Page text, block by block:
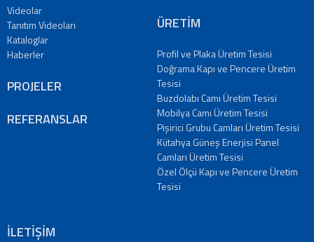
Videolar
Tanıtım Videoları
Kataloglar
Haberler
PROJELER
REFERANSLAR
ÜRETİM
Profil ve Plaka Üretim Tesisi
Doğrama Kapı ve Pencere Üretim
Tesisi
Buzdolabı Camı Üretim Tesisi
Mobilya Camı Üretim Tesisi
Pişirici Grubu Camları Üretim Tesisi
Kütahya Güneş Enerjisi Panel
Camları Üretim Tesisi
Özel Ölçü Kapı ve Pencere Üretim
Tesisi
İLETİŞİM